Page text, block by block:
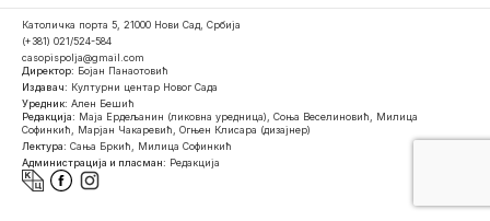
Католичка порта 5, 21000 Нови Сад, Србија
(+381) 021/524-584
casopispolja@gmail.com
Директор: Бојан Панаотовић
Издавач: Културни центар Новог Сада
Уредник: Ален Бешић
Редакција: Маја Ердељанин (ликовна уредница), Соња Веселиновић, Милица
Софинкић, Марјан Чакаревић, Огњен Клисара (дизајнер)
Лектура: Сања Бркић, Милица Софинкић
Администрација и пласман: Редакција